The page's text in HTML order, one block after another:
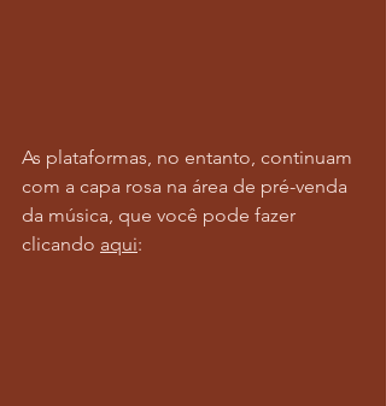
As plataformas, no entanto, continuam
com a capa rosa na área de pré-venda
da música, que você pode fazer
clicando aqui: